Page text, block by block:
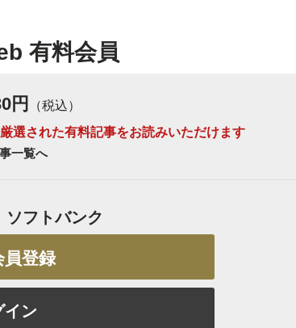
有料会員
円
（税込）
選された有料記事をお読みいただけます
一覧へ
ソフトバンク
員登録
イン